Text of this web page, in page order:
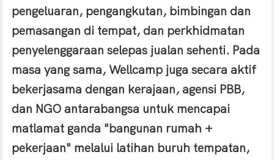
pengeluaran, pengangkutan, bimbingan dan
pemasangan di tempat, dan perkhidmatan
penyelenggaraan selepas jualan sehenti. Pada
masa yang sama, Wellcamp juga secara aktif
bekerjasama dengan kerajaan, agensi PBB,
dan NGO antarabangsa untuk mencapai
matlamat ganda "bangunan rumah +
pekerjaan" melalui latihan buruh tempatan,